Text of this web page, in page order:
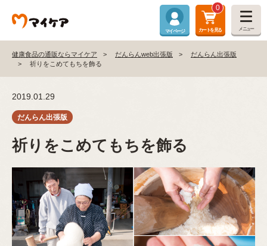
マイページ
0
カートを見る メニュー
健康食品の通販ならマイケア だんらんweb出張版
だんらん出張版
祈りをこめてもちを飾る
2019.01.29
祈りをこめてもちを飾る